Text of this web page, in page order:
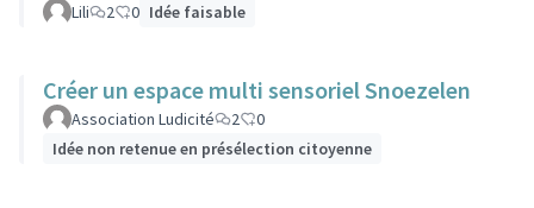
Lili 2 0 Idée faisable
Créer un espace multi sensoriel Snoezelen
Association Ludicité 2
0
Idée non retenue en présélection citoyenne